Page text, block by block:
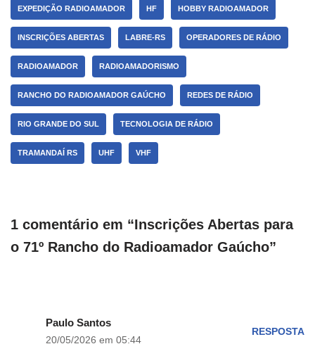
EXPEDIÇÃO RADIOAMADOR HF HOBBY RADIOAMADOR
INSCRIÇÕES ABERTAS LABRE-RS OPERADORES DE RÁDIO
RADIOAMADOR RADIOAMADORISMO
RANCHO DO RADIOAMADOR GAÚCHO REDES DE RÁDIO
RIO GRANDE DO SUL TECNOLOGIA DE RÁDIO
TRAMANDAÍ RS UHF VHF
1 comentário em “Inscrições Abertas para
o 71º Rancho do Radioamador Gaúcho”
Paulo Santos
20/05/2026 em 05:44
RESPOSTA